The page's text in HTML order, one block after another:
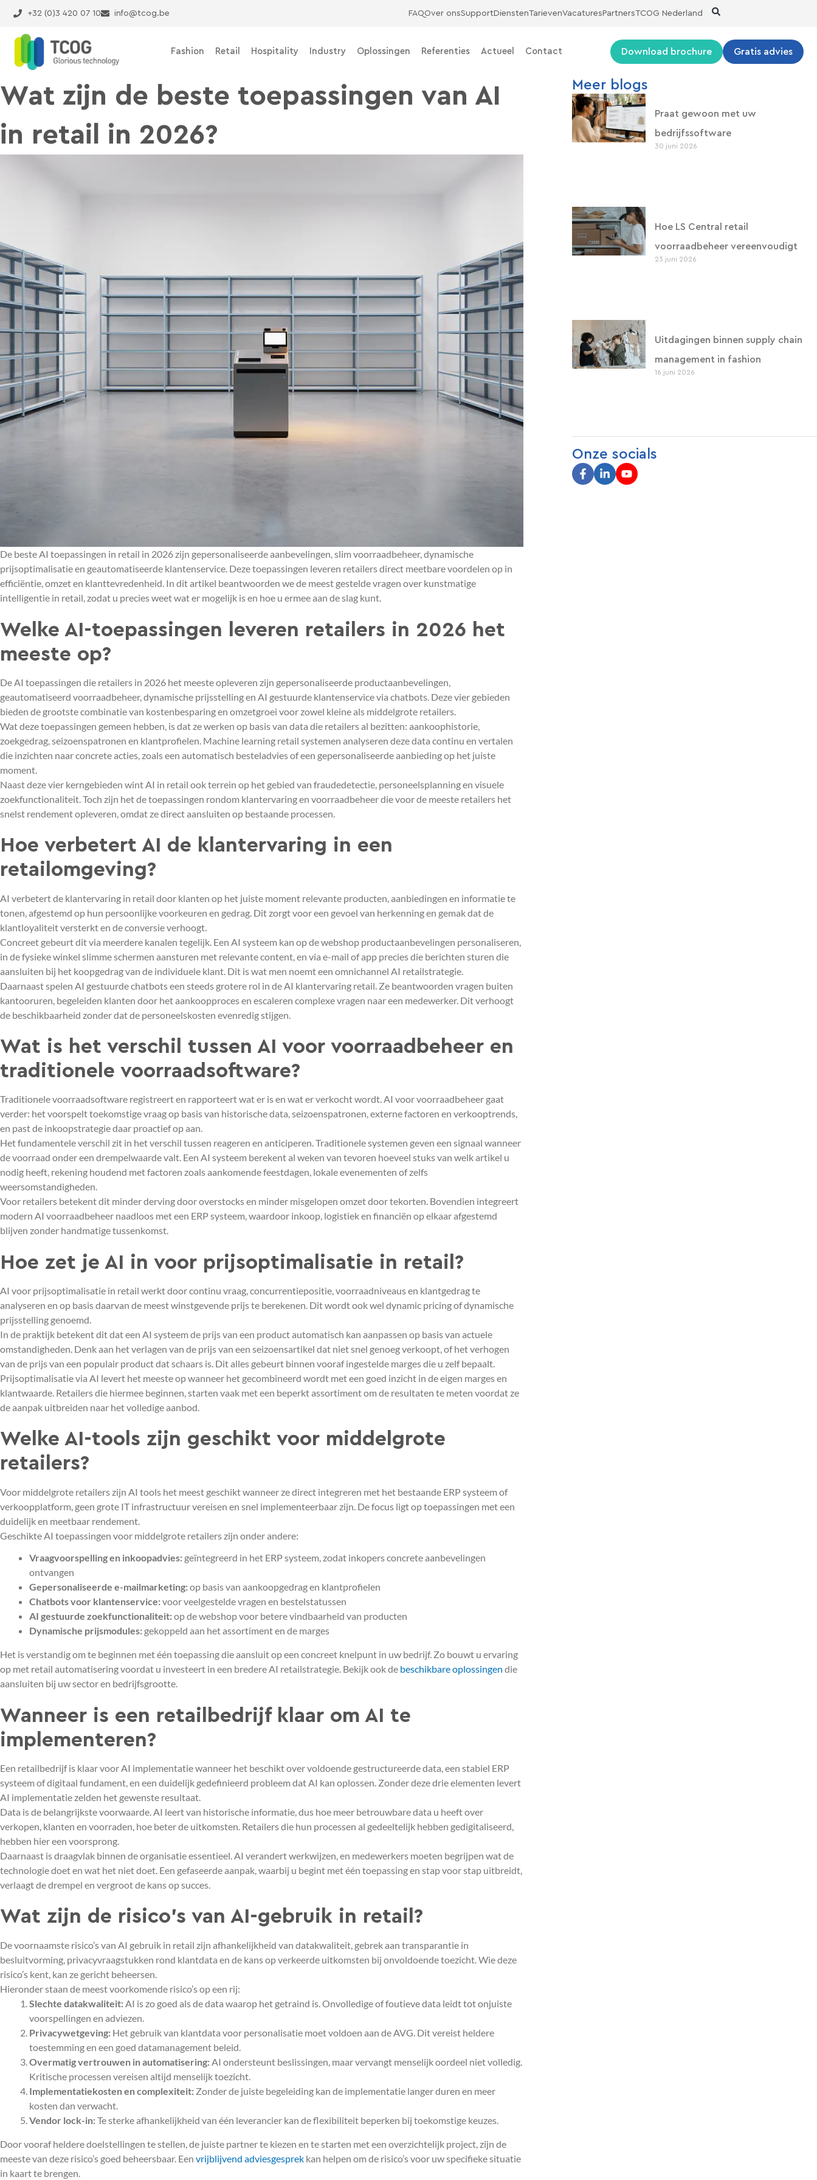
naar
+32 (0)3 420 07 10 info@tcog.be FAQOver onsSupportDienstenTarievenVacatures PartnersTCOG Nederland
Fashion Retail Hospitality Industry Oplossingen Referenties Actueel Contact Download brochure Gratis advies
Wat zijn de beste toepassingen van AI
in retail in 2026?
De beste AI toepassingen in retail in 2026 zijn gepersonaliseerde aanbevelingen, slim voorraadbeheer, dynamische
prijsoptimalisatie en geautomatiseerde klantenservice. Deze toepassingen leveren retailers direct meetbare voordelen op in
efficiëntie, omzet en klanttevredenheid. In dit artikel beantwoorden we de meest gestelde vragen over kunstmatige
intelligentie in retail, zodat u precies weet wat er mogelijk is en hoe u ermee aan de slag kunt.
Welke AI-toepassingen leveren retailers in 2026 het
meeste op?
De AI toepassingen die retailers in 2026 het meeste opleveren zijn gepersonaliseerde productaanbevelingen,
geautomatiseerd voorraadbeheer, dynamische prijsstelling en AI gestuurde klantenservice via chatbots. Deze vier gebieden
bieden de grootste combinatie van kostenbesparing en omzetgroei voor zowel kleine als middelgrote retailers.
Wat deze toepassingen gemeen hebben, is dat ze werken op basis van data die retailers al bezitten: aankoophistorie,
zoekgedrag, seizoenspatronen en klantprofielen. Machine learning retail systemen analyseren deze data continu en vertalen
die inzichten naar concrete acties, zoals een automatisch besteladvies of een gepersonaliseerde aanbieding op het juiste
moment.
Naast deze vier kerngebieden wint AI in retail ook terrein op het gebied van fraudedetectie, personeelsplanning en visuele
zoekfunctionaliteit. Toch zijn het de toepassingen rondom klantervaring en voorraadbeheer die voor de meeste retailers het
snelst rendement opleveren, omdat ze direct aansluiten op bestaande processen.
Hoe verbetert AI de klantervaring in een
retailomgeving?
AI verbetert de klantervaring in retail door klanten op het juiste moment relevante producten, aanbiedingen en informatie te
tonen, afgestemd op hun persoonlijke voorkeuren en gedrag. Dit zorgt voor een gevoel van herkenning en gemak dat de
klantloyaliteit versterkt en de conversie verhoogt.
Concreet gebeurt dit via meerdere kanalen tegelijk. Een AI systeem kan op de webshop productaanbevelingen personaliseren,
in de fysieke winkel slimme schermen aansturen met relevante content, en via e-mail of app precies die berichten sturen die
aansluiten bij het koopgedrag van de individuele klant. Dit is wat men noemt een omnichannel AI retailstrategie.
Daarnaast spelen AI gestuurde chatbots een steeds grotere rol in de AI klantervaring retail. Ze beantwoorden vragen buiten
kantooruren, begeleiden klanten door het aankoopproces en escaleren complexe vragen naar een medewerker. Dit verhoogt
de beschikbaarheid zonder dat de personeelskosten evenredig stijgen.
Wat is het verschil tussen AI voor voorraadbeheer en
traditionele voorraadsoftware?
Traditionele voorraadsoftware registreert en rapporteert wat er is en wat er verkocht wordt. AI voor voorraadbeheer gaat
verder: het voorspelt toekomstige vraag op basis van historische data, seizoenspatronen, externe factoren en verkooptrends,
en past de inkoopstrategie daar proactief op aan.
Het fundamentele verschil zit in het verschil tussen reageren en anticiperen. Traditionele systemen geven een signaal wanneer
de voorraad onder een drempelwaarde valt. Een AI systeem berekent al weken van tevoren hoeveel stuks van welk artikel u
nodig heeft, rekening houdend met factoren zoals aankomende feestdagen, lokale evenementen of zelfs
weersomstandigheden.
Voor retailers betekent dit minder derving door overstocks en minder misgelopen omzet door tekorten. Bovendien integreert
modern AI voorraadbeheer naadloos met een ERP systeem, waardoor inkoop, logistiek en financiën op elkaar afgestemd
blijven zonder handmatige tussenkomst.
Hoe zet je AI in voor prijsoptimalisatie in retail?
AI voor prijsoptimalisatie in retail werkt door continu vraag, concurrentiepositie, voorraadniveaus en klantgedrag te
analyseren en op basis daarvan de meest winstgevende prijs te berekenen. Dit wordt ook wel dynamic pricing of dynamische
prijsstelling genoemd.
In de praktijk betekent dit dat een AI systeem de prijs van een product automatisch kan aanpassen op basis van actuele
omstandigheden. Denk aan het verlagen van de prijs van een seizoensartikel dat niet snel genoeg verkoopt, of het verhogen
van de prijs van een populair product dat schaars is. Dit alles gebeurt binnen vooraf ingestelde marges die u zelf bepaalt.
Prijsoptimalisatie via AI levert het meeste op wanneer het gecombineerd wordt met een goed inzicht in de eigen marges en
klantwaarde. Retailers die hiermee beginnen, starten vaak met een beperkt assortiment om de resultaten te meten voordat ze
de aanpak uitbreiden naar het volledige aanbod.
Welke AI-tools zijn geschikt voor middelgrote
retailers?
Voor middelgrote retailers zijn AI tools het meest geschikt wanneer ze direct integreren met het bestaande ERP systeem of
verkoopplatform, geen grote IT infrastructuur vereisen en snel implementeerbaar zijn. De focus ligt op toepassingen met een
duidelijk en meetbaar rendement.
Geschikte AI toepassingen voor middelgrote retailers zijn onder andere:
Vraagvoorspelling en inkoopadvies: geïntegreerd in het ERP systeem, zodat inkopers concrete aanbevelingen
ontvangen
Gepersonaliseerde e-mailmarketing:op basis van aankoopgedrag en klantprofielen
Chatbots voor klantenservice:voor veelgestelde vragen en bestelstatussen
AI gestuurde zoekfunctionaliteit:op de webshop voor betere vindbaarheid van producten
Dynamische prijsmodules: gekoppeld aan het assortiment en de marges
Het is verstandig om te beginnen met één toepassing die aansluit op een concreet knelpunt in uw bedrijf. Zo bouwt u ervaring
op met retail automatisering voordat u investeert in een bredere AI retailstrategie. Bekijk ook de beschikbare oplossingen die
aansluiten bij uw sector en bedrijfsgrootte.
Wanneer is een retailbedrijf klaar om AI te
implementeren?
Een retailbedrijf is klaar voor AI implementatie wanneer het beschikt over voldoende gestructureerde data, een stabiel ERP
systeem of digitaal fundament, en een duidelijk gedefinieerd probleem dat AI kan oplossen. Zonder deze drie elementen levert
AI implementatie zelden het gewenste resultaat.
Data is de belangrijkste voorwaarde. AI leert van historische informatie, dus hoe meer betrouwbare data u heeft over
verkopen, klanten en voorraden, hoe beter de uitkomsten. Retailers die hun processen al gedeeltelijk hebben gedigitaliseerd,
hebben hier een voorsprong.
Daarnaast is draagvlak binnen de organisatie essentieel. AI verandert werkwijzen, en medewerkers moeten begrijpen wat de
technologie doet en wat het niet doet. Een gefaseerde aanpak, waarbij u begint met één toepassing en stap voor stap uitbreidt,
verlaagt de drempel en vergroot de kans op succes.
Wat zijn de risico’s van AI-gebruik in retail?
De voornaamste risico’s van AI gebruik in retail zijn afhankelijkheid van datakwaliteit, gebrek aan transparantie in
besluitvorming, privacyvraagstukken rond klantdata en de kans op verkeerde uitkomsten bij onvoldoende toezicht. Wie deze
risico’s kent, kan ze gericht beheersen.
Hieronder staan de meest voorkomende risico’s op een rij:
Slechte datakwaliteit: AI is zo goed als de data waarop het getraind is. Onvolledige of foutieve data leidt tot onjuiste
voorspellingen en adviezen.
Privacywetgeving: Het gebruik van klantdata voor personalisatie moet voldoen aan de AVG. Dit vereist heldere
toestemming en een goed datamanagement beleid.
Overmatig vertrouwen in automatisering: AI ondersteunt beslissingen, maar vervangt menselijk oordeel niet volledig.
Kritische processen vereisen altijd menselijk toezicht.
Implementatiekosten en complexiteit: Zonder de juiste begeleiding kan de implementatie langer duren en meer
kosten dan verwacht.
Vendor lock-in:Te sterke afhankelijkheid van één leverancier kan de flexibiliteit beperken bij toekomstige keuzes.
Door vooraf heldere doelstellingen te stellen, de juiste partner te kiezen en te starten met een overzichtelijk project, zijn de
meeste van deze risico’s goed beheersbaar. Een vrijblijvend adviesgesprek kan helpen om de risico’s voor uw specifieke situatie
in kaart te brengen.
Meer blogs
Praat gewoon met uw
bedrijfssoftware
30 juni 2026
Hoe LS Central retail
voorraadbeheer vereenvoudigt
23 juni 2026
Uitdagingen binnen supply chain
management in fashion
16 juni 2026
Onze socials